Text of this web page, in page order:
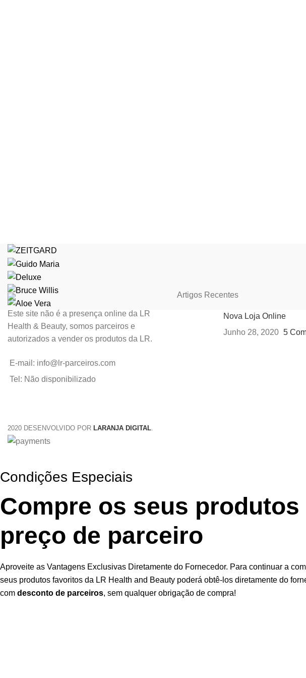
Este site não é a presença online da LR
Health & Beauty, somos parceiros e
autorizados a vender os produtos da LR.
E-mail: info@lr-parceiros.com
Tel: Não disponibilizado
Artigos Recentes
Nova Loja Online
Junho 28, 2020 5
2020 DESENVOLVIDO POR LARANJA DIGITAL.
Condições Especiais
Compre os seus produtos
preço de parceiro
Aproveite as Vantagens Exclusivas Diretamente do Fornecedor. Para continuar a
seus produtos favoritos da LR Health and Beauty poderá obtê-los diretamente do
com desconto de parceiros, sem qualquer obrigação de compra!